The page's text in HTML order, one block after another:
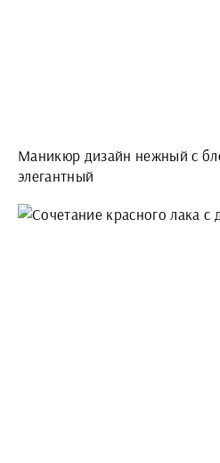
Маникюр дизайн нежный с
элегантный